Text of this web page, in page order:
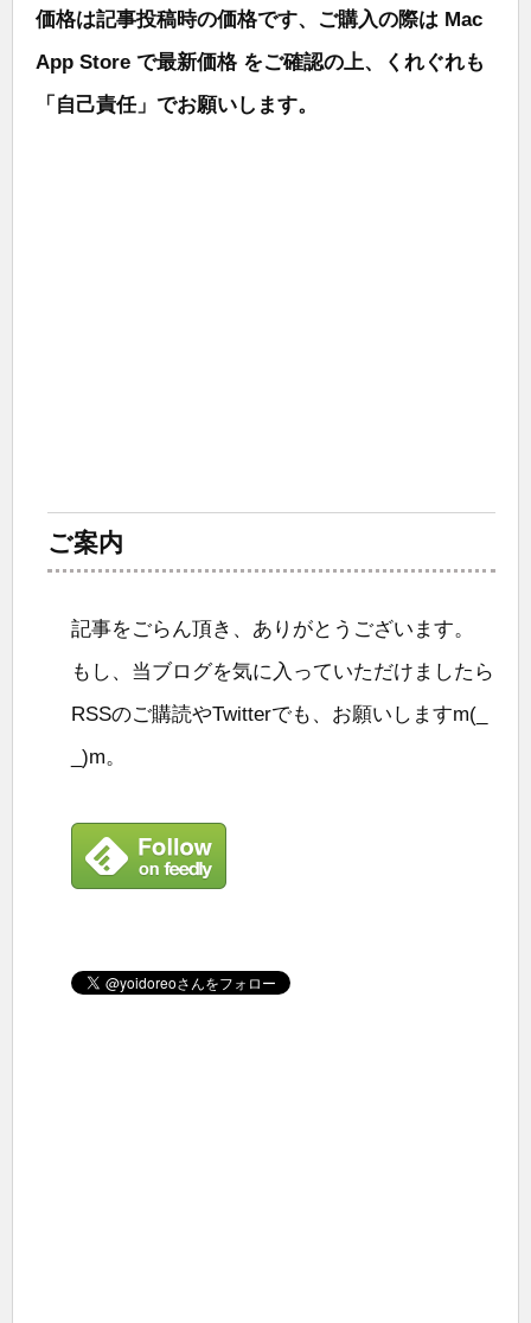
価格は記事投稿時の価格です、ご購入の際は Mac
App Store で最新価格 をご確認の上、くれぐれも
「自己責任」でお願いします。
ご案内
記事をごらん頂き、ありがとうございます。
もし、当ブログを気に入っていただけましたら
RSSのご購読やTwitterでも、お願いしますm(_
_)m。